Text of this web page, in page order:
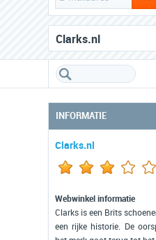
Clarks.nl
INFORMATIE
Clarks.nl
Webwinkel informatie
Clarks is een Brits
een rijke historie. De